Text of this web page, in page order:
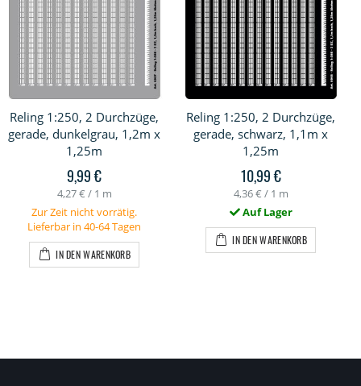
Reling 1:250, 2 Durchzüge,
gerade, dunkelgrau, 1,2m x
1,25m
9,99 €
4,27 € / 1 m
Zur Zeit nicht vorrätig.
Lieferbar in 40-64 Tagen
IN DEN WARENKORB
Reling 1:250, 2 Durchzüge,
gerade, schwarz, 1,1m x
1,25m
10,99 €
4,36 € / 1 m
Auf Lager
IN DEN WARENKORB